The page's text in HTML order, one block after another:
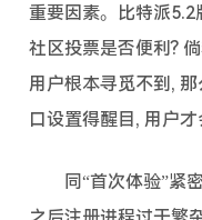
重要因素。比特派
社区投票是否便利?
用户根本寻觅不到,
口设置得醒目, 用户
同“首次体验”紧